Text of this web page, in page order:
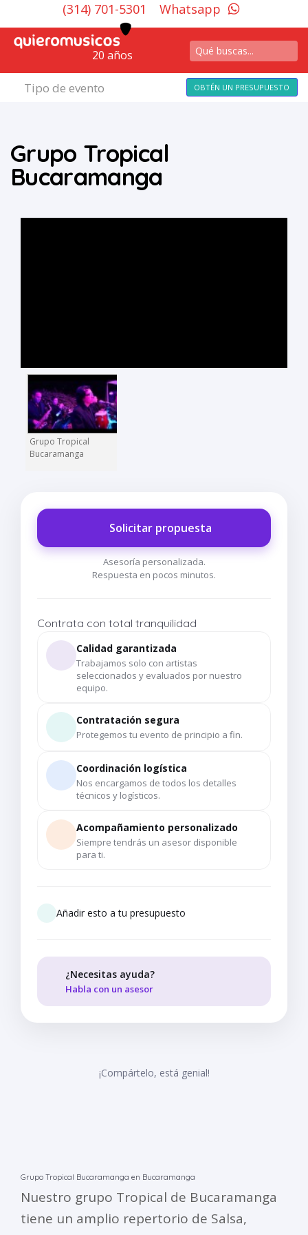
(314) 701-5301 Whatsapp
20 años
Tipo de evento OBTÉN UN PRESUPUESTO
Grupo Tropical
Bucaramanga
Grupo Tropical
Bucaramanga
Solicitar propuesta
Asesoría personalizada.
Respuesta en pocos minutos.
Contrata con total tranquilidad
Calidad garantizada
Trabajamos solo con artistas
seleccionados y evaluados por nuestro
equipo.
Contratación segura
Protegemos tu evento de principio a fin.
Coordinación logística
Nos encargamos de todos los detalles
técnicos y logísticos.
Acompañamiento personalizado
Siempre tendrás un asesor disponible
para ti.
Añadir esto a tu presupuesto
¿Necesitas ayuda?
Habla con un asesor
¡Compártelo, está genial!
Grupo Tropical Bucaramanga en Bucaramanga
Nuestro grupo Tropical de Bucaramanga
tiene un amplio repertorio de Salsa,